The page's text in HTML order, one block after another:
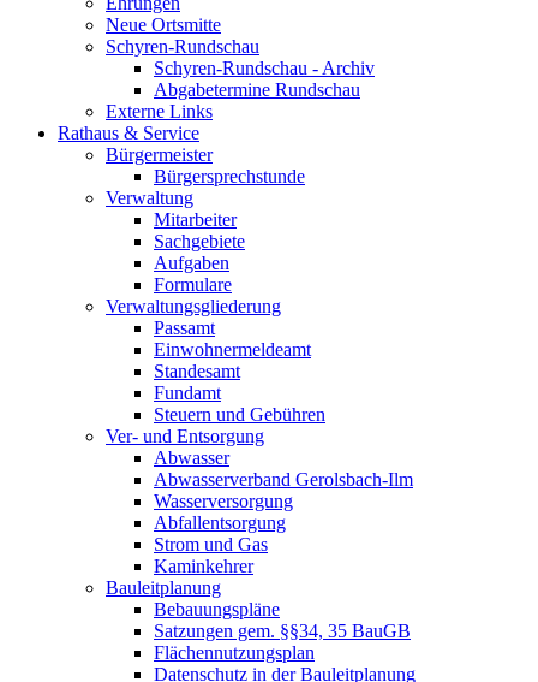
Neue Ortsmitte
Schyren-Rundschau
Schyren-Rundschau - Archiv
Abgabetermine Rundschau
Externe Links
Rathaus & Service
Bürgermeister
Bürgersprechstunde
Verwaltung
Mitarbeiter
Sachgebiete
Aufgaben
Formulare
Verwaltungsgliederung
Passamt
Einwohnermeldeamt
Standesamt
Fundamt
Steuern und Gebühren
Ver- und Entsorgung
Abwasser
Abwasserverband Gerolsbach-Ilm
Wasserversorgung
Abfallentsorgung
Strom und Gas
Kaminkehrer
Bauleitplanung
Bebauungspläne
Satzungen gem. §§34, 35 BauGB
Flächennutzungsplan
Datenschutz in der Bauleitplanung